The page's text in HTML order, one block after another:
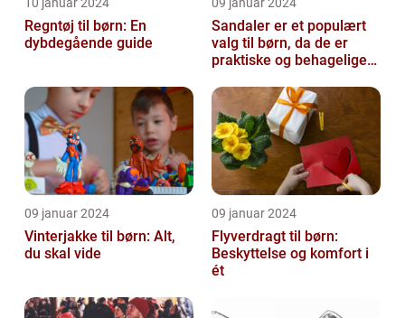
Regntøj til børn: En
dybdegående guide
Sandaler er et populært
valg til børn, da de er
praktiske og behagelige
09 januar 2024
Vinterjakke til børn: Alt,
du skal vide
09 januar 2024
Flyverdragt til børn:
Beskyttelse og komfort i
ét